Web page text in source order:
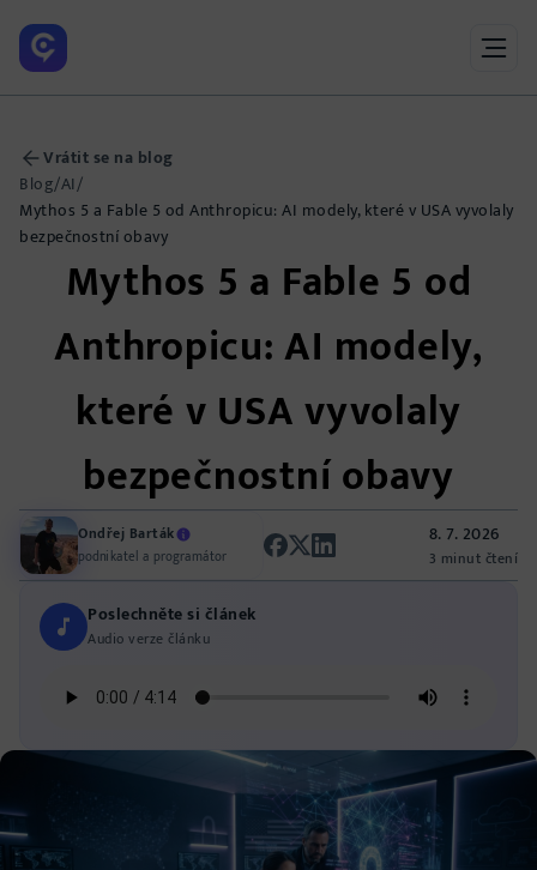
Vrátit se na blog
Blog/AI/
Mythos 5 a Fable 5 od Anthropicu: AI modely, které v USA vyvolaly
bezpečnostní obavy
Mythos 5 a Fable 5 od
Anthropicu: AI modely,
které v USA vyvolaly
bezpečnostní obavy
Ondřej Barták
podnikatel a programátor
8. 7. 2026
3 minut čtení
Poslechněte si článek
Audio verze článku